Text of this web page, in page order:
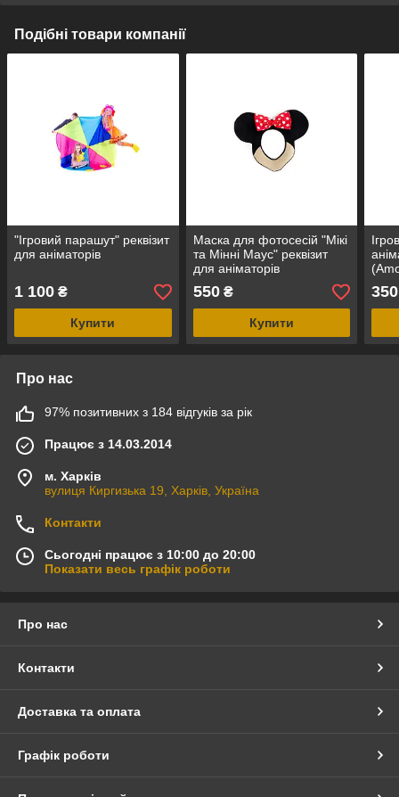
Подібні товари компанії
"Ігровий парашут" реквізит
для аніматорів
1 100 ₴
Купити
Маска для фотосесій "Мікі
та Мінні Маус" реквізит
для аніматорів
550₴
Купити
350
Про нас
97% позитивних з 184 відгуків за рік
Працює з 14.03.2014
м. Харків
вулиця Киргизька 19, Харків, Україна
Контакти
Сьогодні працює з 10:00 до 20:00
Показати весь графік роботи
Про нас
Контакти
Доставка та оплата
Графік роботи